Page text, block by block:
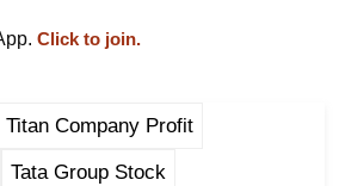
Click to join.
Titan Company Profit
Tata Group Stock